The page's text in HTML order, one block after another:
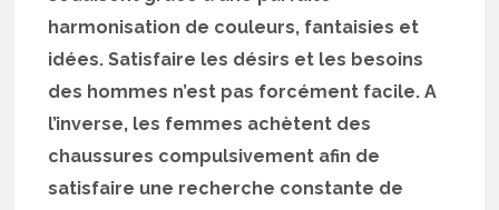
harmonisation de couleurs, fantaisies et
idées. Satisfaire les désirs et les besoins
des hommes n’est pas forcément facile. A
l’inverse, les femmes achètent des
chaussures compulsivement afin de
satisfaire une recherche constante de